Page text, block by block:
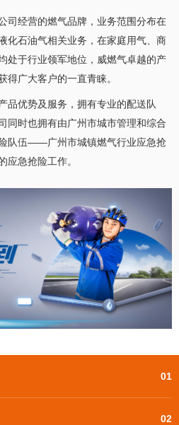
司经营的燃气品牌，业务范围分布在
化石油气相关业务，在家庭用气、商
处于行业领军地位，威燃气卓越的产
得广大客户的一直青睐。
品优势及服务，拥有专业的配送队
同时也拥有由广州市城市管理和综合
队伍——广州市城镇燃气行业应急抢
应急抢险工作。
01
02